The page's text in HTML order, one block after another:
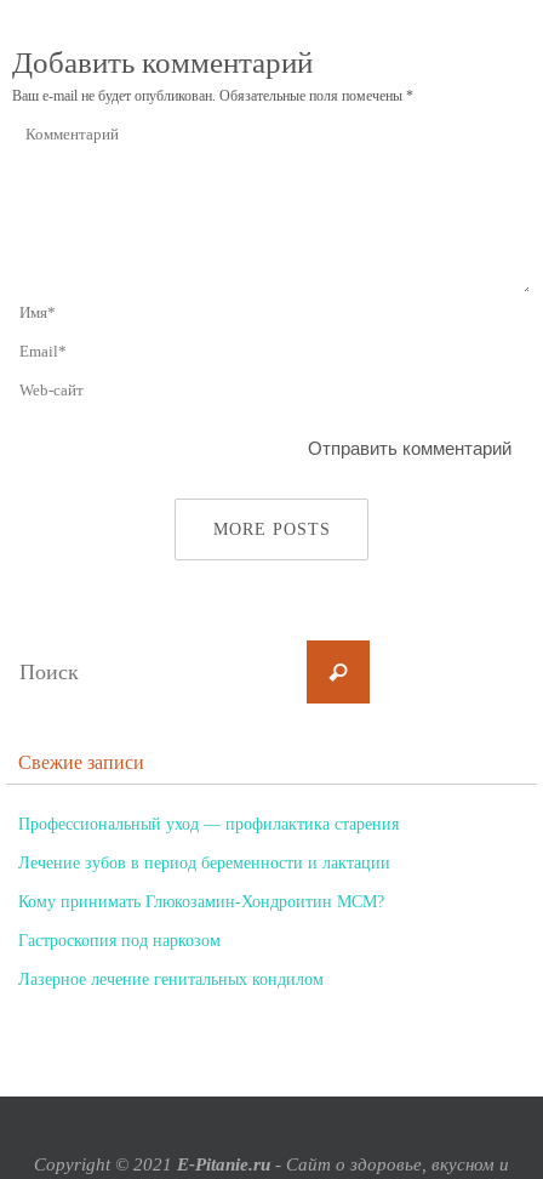
Добавить комментарий
Ваш e-mail не будет опубликован. Обязательные поля помечены *
MORE POSTS
Свежие записи
Профессиональный уход — профилактика старения
Лечение зубов в период беременности и лактации
Кому принимать Глюкозамин-Хондроитин МСМ?
Гастроскопия под наркозом
Лазерное лечение генитальных кондилом
Copyright © 2021 E-Pitanie.ru - Сайт о здоровье, вкусном и